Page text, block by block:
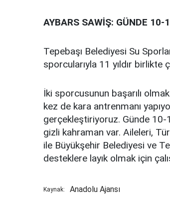
AYBARS SAWİŞ: GÜNDE 10-
Tepebaşı Belediyesi Su
sporcularıyla 11 yıldır birlikte
İki sporcusunun başarılı
kez de kara antrenmanı
gerçekleştiriyoruz. Günde 10-
gizli kahraman var. Aileleri,
ile Büyükşehir Belediyesi ve
desteklere layık olmak için
Kaynak: Anadolu Ajansı